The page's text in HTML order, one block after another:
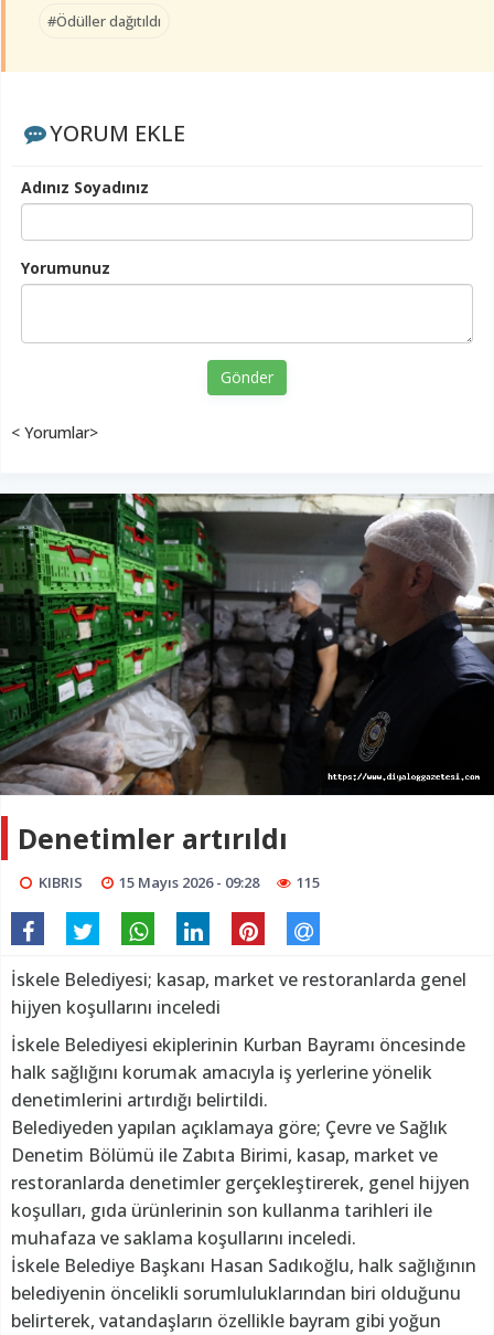
#Ödüller dağıtıldı
YORUM EKLE
Adınız Soyadınız
Yorumunuz
Gönder
< Yorumlar>
Denetimler artırıldı
KIBRIS 15 Mayıs 2026 - 09:28 115
İskele Belediyesi; kasap, market ve restoranlarda genel
hijyen koşullarını inceledi
İskele Belediyesi ekiplerinin Kurban Bayramı öncesinde
halk sağlığını korumak amacıyla iş yerlerine yönelik
denetimlerini artırdığı belirtildi.
Belediyeden yapılan açıklamaya göre; Çevre ve Sağlık
Denetim Bölümü ile Zabıta Birimi, kasap, market ve
restoranlarda denetimler gerçekleştirerek, genel hijyen
koşulları, gıda ürünlerinin son kullanma tarihleri ile
muhafaza ve saklama koşullarını inceledi.
İskele Belediye Başkanı Hasan Sadıkoğlu, halk sağlığının
belediyenin öncelikli sorumluluklarından biri olduğunu
belirterek, vatandaşların özellikle bayram gibi yoğun